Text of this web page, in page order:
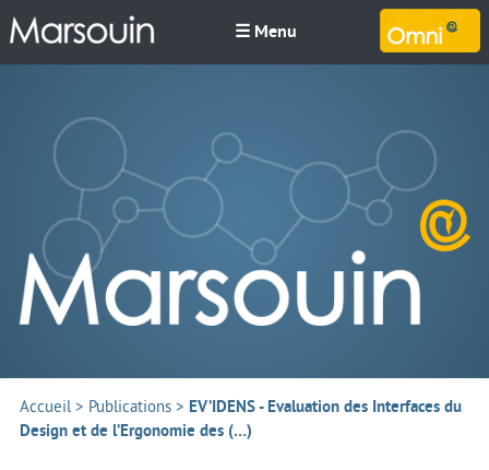
☰ Menu
Accueil> Publications > EV’IDENS - Evaluation des Interfaces du
Design et de l’Ergonomie des (…)